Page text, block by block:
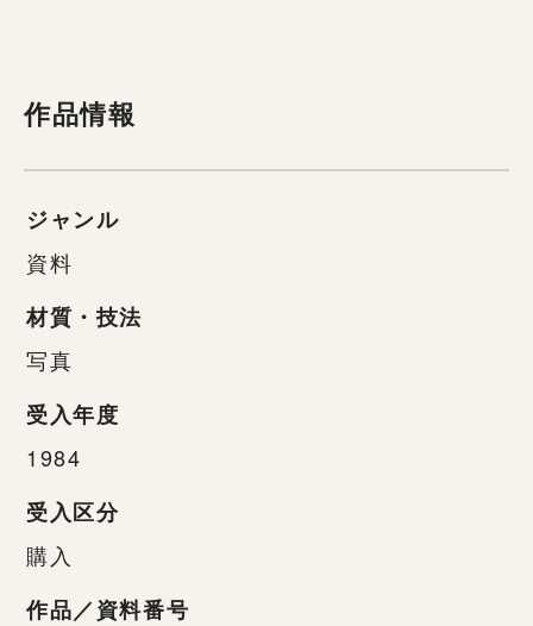
作品情報
ジャンル
資料
材質・技法
写真
受入年度
1984
受入区分
購入
作品／資料番号